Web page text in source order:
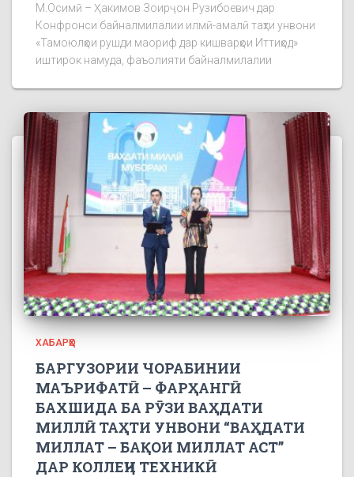
М.Осимӣ – Ҳакимов Зоирҷон Рузибоевич дар
Конфронси байналмилалии илмӣ-амалӣ таҳти унвони
«Тамоюлҳои рушди маориф дар кишварҳои Иттиҳод»
иштирок намуда, фаъолияти байналмилалии
ХАБАРҲО
БАРГУЗОРИИ ЧОРАБИНИИ
МАЪРИФАТӢ – ФАРҲАНГӢ
БАХШИДА БА РӮЗИ ВАҲДАТИ
МИЛЛӢ ТАҲТИ УНВОНИ “ВАҲДАТИ
МИЛЛАТ – БАҚОИ МИЛЛАТ АСТ”
ДАР КОЛЛЕҶИ ТЕХНИКӢ